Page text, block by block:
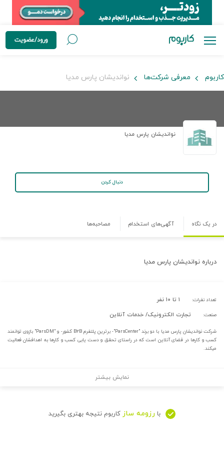
ورود/عضویت
کاربوم معرفی شرکت‌ها نواندیشان پارس مدیا
نواندیشان پارس مدیا
دنبال کردن
در یک نگاه آگهی‌های استخدام مصاحبه‌ها
درباره نواندیشان پارس مدیا
تعداد نفرات: ۱ تا ۱۰ نفر
صنعت: تجارت الکترونیک/ خدمات آنلاین
شرکت نواندیشان پارس مدیا با دو برند "ParsCenter"- برترین پلتفرم B۲B کشور- و "ParsDM" بازوی توانمند
کسب و کارها در فضای آنلاین است که در راستای تحقق و دست یابی کسب و کارها به اهدافشان فعالیت
میکند.
نمایش بیشتر
با رزومه ساز کاربوم نتیجه بهتری بگیرید